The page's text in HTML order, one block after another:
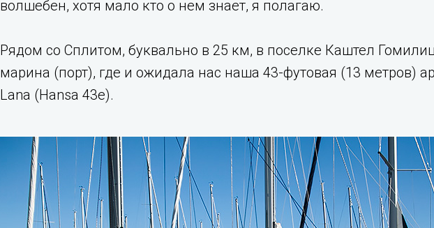
волшебен, хотя мало кто о нем знает, я полагаю.
Рядом со Сплитом, буквально в 25 км, в поселке Каштел
марина (порт), где и ожидала нас наша 43-футовая (13 метров)
Lana (Hansa 43e).